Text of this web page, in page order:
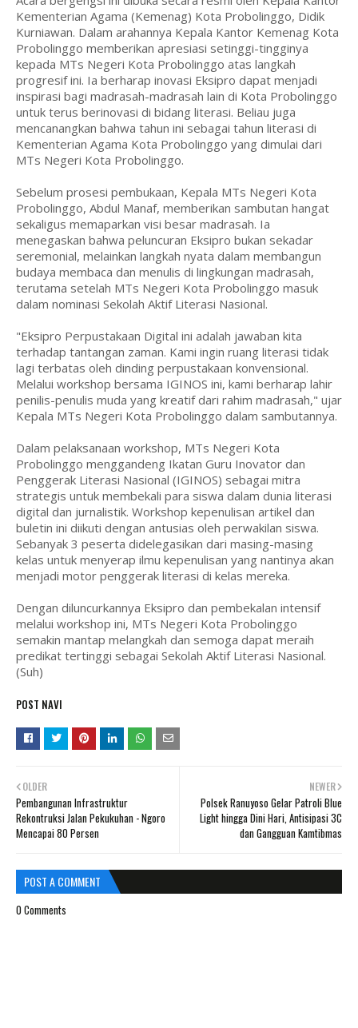
Kementerian Agama (Kemenag) Kota Probolinggo, Didik
Kurniawan. Dalam arahannya Kepala Kantor Kemenag Kota
Probolinggo memberikan apresiasi setinggi-tingginya
kepada MTs Negeri Kota Probolinggo atas langkah
progresif ini. Ia berharap inovasi Eksipro dapat menjadi
inspirasi bagi madrasah-madrasah lain di Kota Probolinggo
untuk terus berinovasi di bidang literasi. Beliau juga
mencanangkan bahwa tahun ini sebagai tahun literasi di
Kementerian Agama Kota Probolinggo yang dimulai dari
MTs Negeri Kota Probolinggo.
Sebelum prosesi pembukaan, Kepala MTs Negeri Kota
Probolinggo, Abdul Manaf, memberikan sambutan hangat
sekaligus memaparkan visi besar madrasah. Ia
menegaskan bahwa peluncuran Eksipro bukan sekadar
seremonial, melainkan langkah nyata dalam membangun
budaya membaca dan menulis di lingkungan madrasah,
terutama setelah MTs Negeri Kota Probolinggo masuk
dalam nominasi Sekolah Aktif Literasi Nasional.
"Eksipro Perpustakaan Digital ini adalah jawaban kita
terhadap tantangan zaman. Kami ingin ruang literasi tidak
lagi terbatas oleh dinding perpustakaan konvensional.
Melalui workshop bersama IGINOS ini, kami berharap lahir
penilis-penulis muda yang kreatif dari rahim madrasah," ujar
Kepala MTs Negeri Kota Probolinggo dalam sambutannya.
Dalam pelaksanaan workshop, MTs Negeri Kota
Probolinggo menggandeng Ikatan Guru Inovator dan
Penggerak Literasi Nasional (IGINOS) sebagai mitra
strategis untuk membekali para siswa dalam dunia literasi
digital dan jurnalistik. Workshop kepenulisan artikel dan
buletin ini diikuti dengan antusias oleh perwakilan siswa.
Sebanyak 3 peserta didelegasikan dari masing-masing
kelas untuk menyerap ilmu kepenulisan yang nantinya akan
menjadi motor penggerak literasi di kelas mereka.
Dengan diluncurkannya Eksipro dan pembekalan intensif
melalui workshop ini, MTs Negeri Kota Probolinggo
semakin mantap melangkah dan semoga dapat meraih
predikat tertinggi sebagai Sekolah Aktif Literasi Nasional.
(Suh)
POST NAVI
NEWER
Polsek Ranuyoso Gelar Patroli Blue
Light hingga Dini Hari, Antisipasi 3C
dan Gangguan Kamtibmas
OLDER
Pembangunan Infrastruktur
Rekontruksi Jalan Pekukuhan - Ngoro
Mencapai 80 Persen
POST A COMMENT
0 Comments